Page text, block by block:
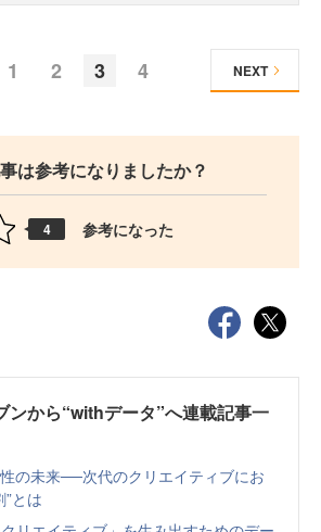
1 2 3 4 NEXT
は参考になりましたか？
4 参考になった
ンから“withデータ”へ連載記事一
の未来──次代のクリエイティブにお
”とは